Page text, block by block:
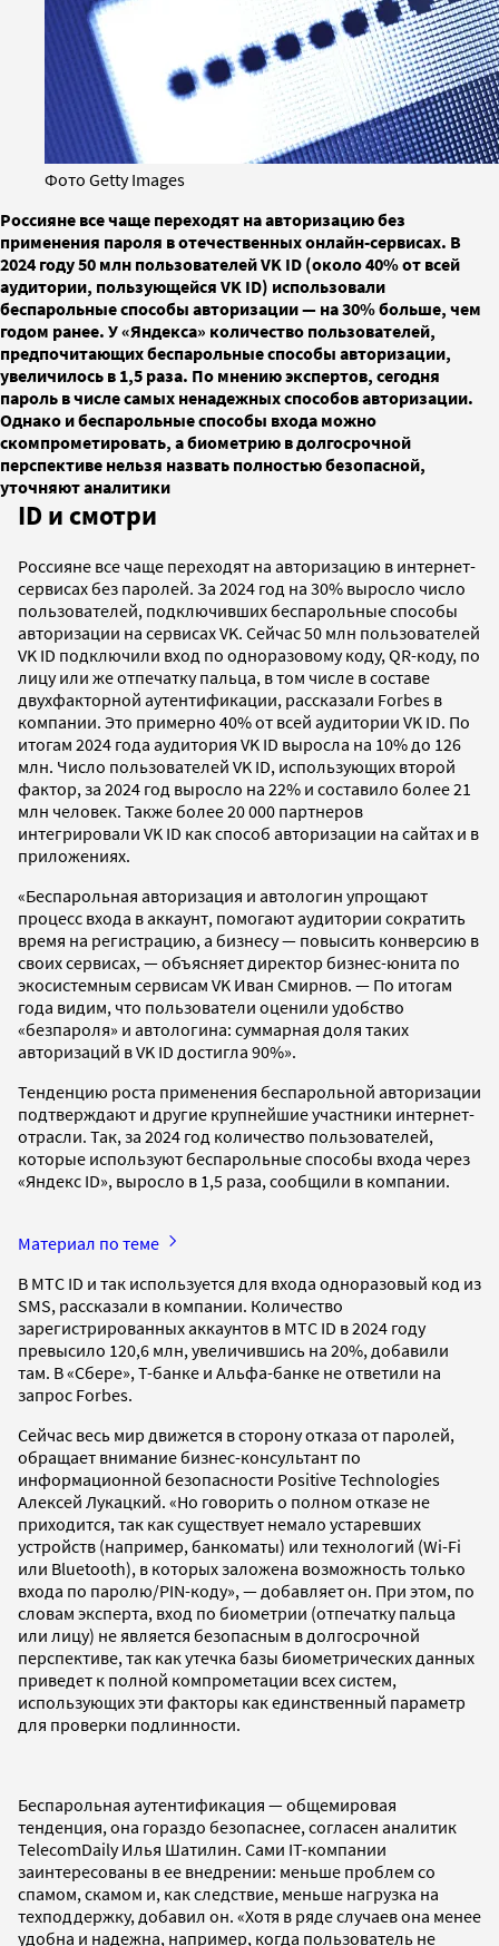
Фото Getty Images
Россияне все чаще переходят на авторизацию без
применения пароля в отечественных онлайн-сервисах. В
2024 году 50 млн пользователей VK ID (около 40% от всей
аудитории, пользующейся VK ID) использовали
беспарольные способы авторизации — на 30% больше, чем
годом ранее. У «Яндекса» количество пользователей,
предпочитающих беспарольные способы авторизации,
увеличилось в 1,5 раза. По мнению экспертов, сегодня
пароль в числе самых ненадежных способов авторизации.
Однако и беспарольные способы входа можно
скомпрометировать, а биометрию в долгосрочной
перспективе нельзя назвать полностью безопасной,
уточняют аналитики
ID и смотри
Россияне все чаще переходят на авторизацию в интернет-
сервисах без паролей. За 2024 год на 30% выросло число
пользователей, подключивших беспарольные способы
авторизации на сервисах VK. Сейчас 50 млн пользователей
VK ID подключили вход по одноразовому коду, QR-коду, по
лицу или же отпечатку пальца, в том числе в составе
двухфакторной аутентификации, рассказали Forbes в
компании. Это примерно 40% от всей аудитории VK ID. По
итогам 2024 года аудитория VK ID выросла на 10% до 126
млн. Число пользователей VK ID, использующих второй
фактор, за 2024 год выросло на 22% и составило более 21
млн человек. Также более 20 000 партнеров
интегрировали VK ID как способ авторизации на сайтах и в
приложениях.
«Беспарольная авторизация и автологин упрощают
процесс входа в аккаунт, помогают аудитории сократить
время на регистрацию, а бизнесу — повысить конверсию в
своих сервисах, — объясняет директор бизнес-юнита по
экосистемным сервисам VK Иван Смирнов. — По итогам
года видим, что пользователи оценили удобство
«безпароля» и автологина: суммарная доля таких
авторизаций в VK ID достигла 90%».
Тенденцию роста применения беспарольной авторизации
подтверждают и другие крупнейшие участники интернет-
отрасли. Так, за 2024 год количество пользователей,
которые используют беспарольные способы входа через
«Яндекс ID», выросло в 1,5 раза, сообщили в компании.
Материал по теме
В МТС ID и так используется для входа одноразовый код из
SMS, рассказали в компании. Количество
зарегистрированных аккаунтов в МТС ID в 2024 году
превысило 120,6 млн, увеличившись на 20%, добавили
там. В «Сбере», Т-банке и Альфа-банке не ответили на
запрос Forbes.
Сейчас весь мир движется в сторону отказа от паролей,
обращает внимание бизнес-консультант по
информационной безопасности Positive Technologies
Алексей Лукацкий. «Но говорить о полном отказе не
приходится, так как существует немало устаревших
устройств (например, банкоматы) или технологий (Wi-Fi
или Bluetooth), в которых заложена возможность только
входа по паролю/PIN-коду», — добавляет он. При этом, по
словам эксперта, вход по биометрии (отпечатку пальца
или лицу) не является безопасным в долгосрочной
перспективе, так как утечка базы биометрических данных
приведет к полной компрометации всех систем,
использующих эти факторы как единственный параметр
для проверки подлинности.
Беспарольная аутентификация — общемировая
тенденция, она гораздо безопаснее, согласен аналитик
TelecomDaily Илья Шатилин. Сами IT-компании
заинтересованы в ее внедрении: меньше проблем со
спамом, скамом и, как следствие, меньше нагрузка на
техподдержку, добавил он. «Хотя в ряде случаев она менее
удобна и надежна, например, когда пользователь не